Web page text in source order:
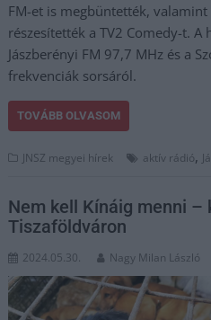
FM-et is megbüntették,
részesítették a TV2 Comedy-t.
Jászberényi FM 97,7 MHz és a
frekvenciák sorsáról.
TOVÁBB OLVASOM
JNSZ megyei hírek aktív rádió,
Nem kell Kínáig menni –
Tiszaföldváron
2024.05.30. Nagy Milan László